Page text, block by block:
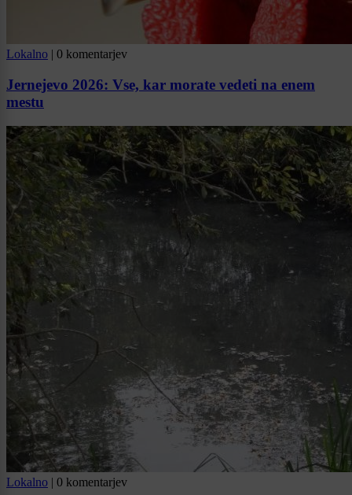
Lokalno | 0 komentarjev
Jernejevo 2026: Vse, kar morate vedeti na enem
mestu
Lokalno | 0 komentarjev